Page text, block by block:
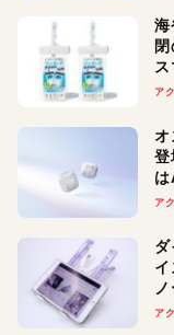
海
ス
ア
オ
登
は
ア
べ
ア